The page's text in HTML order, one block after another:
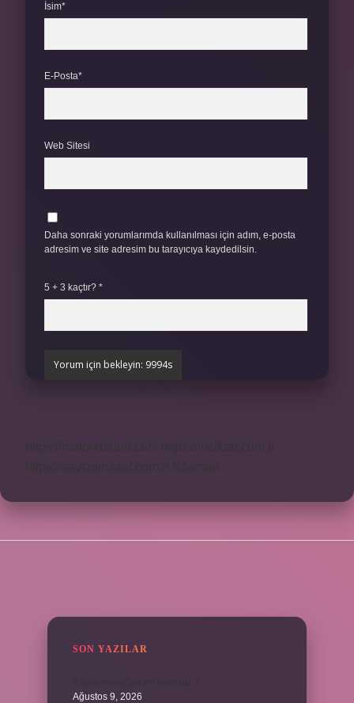
İsim*
E-Posta*
Web Sitesi
Daha sonraki yorumlarımda kullanılması için adım, e-posta
adresim ve site adresim bu tarayıcıya kaydedilsin.
5 + 3 kaçtır? *
SON YAZILAR
Ağustos 9, 2026